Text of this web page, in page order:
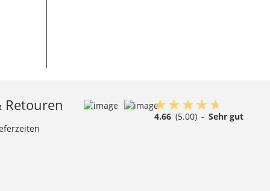
Retouren
4.66 (5.00) - Sehr gut